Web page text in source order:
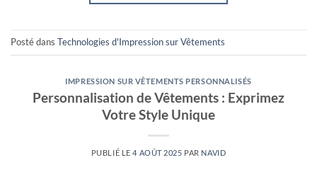
Posté dans Technologies d'Impression sur Vêtements
IMPRESSION SUR VÊTEMENTS PERSONNALISÉS
Personnalisation de Vêtements : Exprimez
Votre Style Unique
PUBLIÉ LE4 AOÛT 2025 PAR NAVID